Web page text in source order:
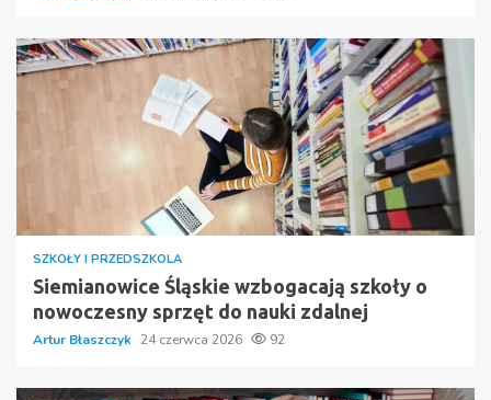
SZKOŁY I PRZEDSZKOLA
Siemianowice Śląskie wzbogacają szkoły o
nowoczesny sprzęt do nauki zdalnej
Artur Błaszczyk 24 czerwca 2026 92